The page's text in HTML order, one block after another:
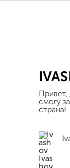
смогу
страна!